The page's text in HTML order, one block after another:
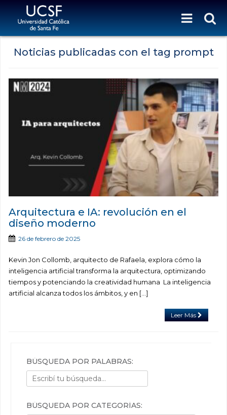
Noticias publicadas con el tag prompt
Arquitectura e IA: revolución en el
diseño moderno
26 de febrero de 2025
Kevin Jon Collomb, arquitecto de Rafaela, explora cómo la
inteligencia artificial transforma la arquitectura, optimizando
tiempos y potenciando la creatividad humana La inteligencia
artificial alcanza todos los ámbitos, y en […]
Leer Más
BÚSQUEDA POR PALABRAS:
BÚSQUEDA POR CATEGORÍAS: